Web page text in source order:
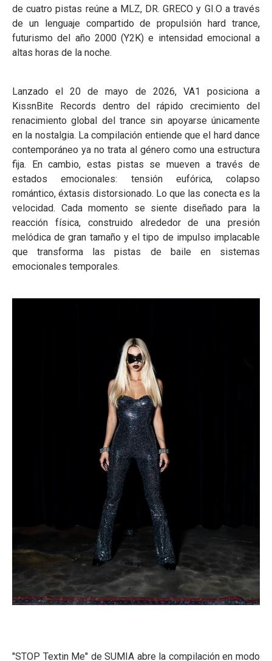
de cuatro pistas reúne a MLZ, DR. GRECO y GI.O a través
de un lenguaje compartido de propulsión hard trance,
futurismo del año 2000 (Y2K) e intensidad emocional a
altas horas de la noche.
Lanzado el 20 de mayo de 2026, VA1 posiciona a
KissnBite Records dentro del rápido crecimiento del
renacimiento global del trance sin apoyarse únicamente
en la nostalgia. La compilación entiende que el hard dance
contemporáneo ya no trata al género como una estructura
fija. En cambio, estas pistas se mueven a través de
estados emocionales: tensión eufórica, colapso
romántico, éxtasis distorsionado. Lo que las conecta es la
velocidad. Cada momento se siente diseñado para la
reacción física, construido alrededor de una presión
melódica de gran tamaño y el tipo de impulso implacable
que transforma las pistas de baile en sistemas
emocionales temporales.
"STOP Textin Me" de SUMIA abre la compilación en modo